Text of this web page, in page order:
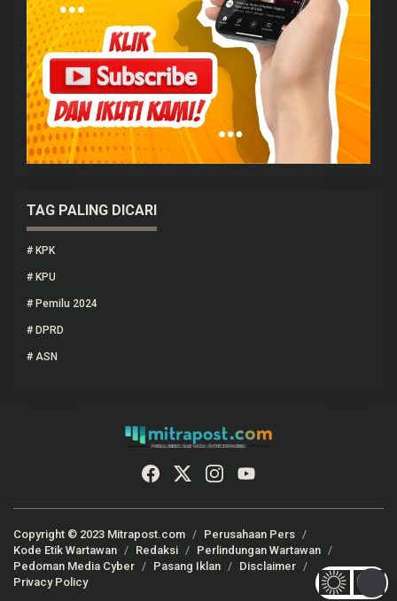
TAG PALING DICARI
# KPK
# KPU
# Pemilu 2024
# DPRD
# ASN
Copyright © 2023 Mitrapost.com
Perusahaan Pers
Kode Etik Wartawan
Redaksi
Perlindungan Wartawan
Pedoman Media Cyber
Pasang Iklan
Disclaimer
Privacy Policy